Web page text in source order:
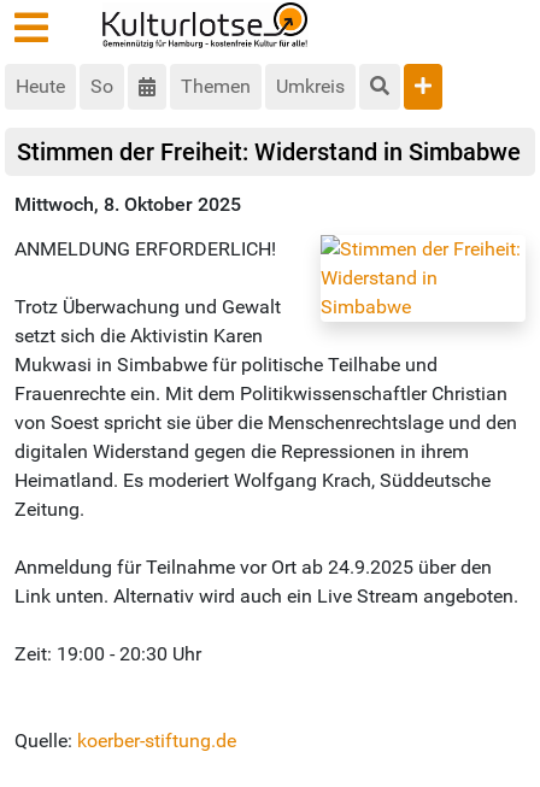
Heute So Themen Umkreis
Stimmen der Freiheit: Widerstand in Simbabwe
Mittwoch, 8. Oktober 2025
ANMELDUNG ERFORDERLICH!
Trotz Überwachung und Gewalt
setzt sich die Aktivistin Karen
Mukwasi in Simbabwe für politische Teilhabe und
Frauenrechte ein. Mit dem Politikwissenschaftler Christian
von Soest spricht sie über die Menschenrechtslage und den
digitalen Widerstand gegen die Repressionen in ihrem
Heimatland. Es moderiert Wolfgang Krach, Süddeutsche
Zeitung.
Anmeldung für Teilnahme vor Ort ab 24.9.2025 über den
Link unten. Alternativ wird auch ein Live Stream angeboten.
Zeit: 19:00 - 20:30 Uhr
Quelle: koerber-stiftung.de